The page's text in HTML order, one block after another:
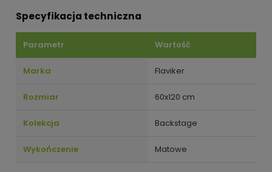
Specyfikacja techniczna
Parametr Wartość
Marka Flaviker
Rozmiar 60x120 cm
Kolekcja Backstage
Wykończenie Matowe